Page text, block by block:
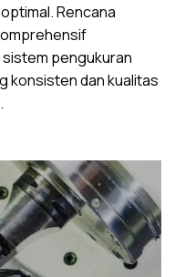
Rencana
pengukuran
konsisten dan kualitas